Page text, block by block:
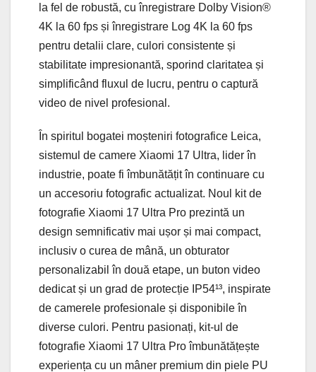
la fel de robustă, cu înregistrare Dolby Vision®
4K la 60 fps și înregistrare Log 4K la 60 fps
pentru detalii clare, culori consistente și
stabilitate impresionantă, sporind claritatea și
simplificând fluxul de lucru, pentru o captură
video de nivel profesional.
În spiritul bogatei moșteniri fotografice Leica,
sistemul de camere Xiaomi 17 Ultra, lider în
industrie, poate fi îmbunătățit în continuare cu
un accesoriu fotografic actualizat. Noul kit de
fotografie Xiaomi 17 Ultra Pro prezintă un
design semnificativ mai ușor și mai compact,
inclusiv o curea de mână, un obturator
personalizabil în două etape, un buton video
dedicat și un grad de protecție IP54¹³, inspirate
de camerele profesionale și disponibile în
diverse culori. Pentru pasionați, kit-ul de
fotografie Xiaomi 17 Ultra Pro îmbunătățește
experiența cu un mâner premium din piele PU